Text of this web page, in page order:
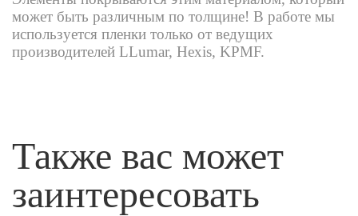
может быть различным по толщине! В работе мы
используется пленки только от ведущих
производителей LLumar, Hexis, KPMF.
Также вас может
заинтересовать